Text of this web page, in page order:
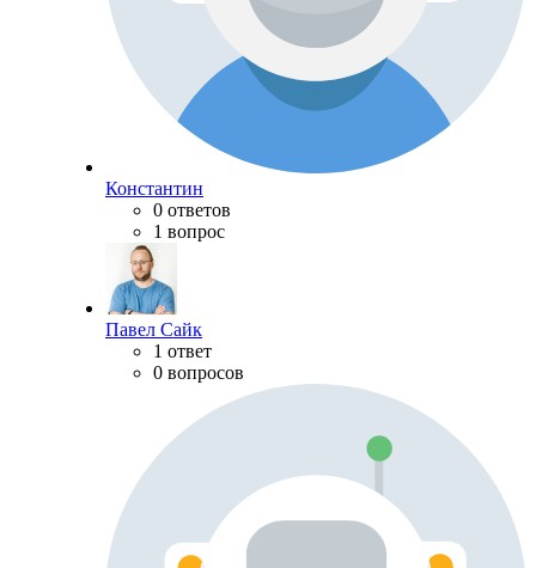
Константин
0 ответов
1 вопрос
Павел Сайк
1 ответ
0 вопросов